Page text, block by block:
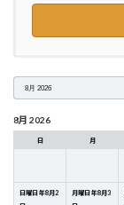
選
8月 2026
日 月
日曜日 年8月2
月曜日 年8月3